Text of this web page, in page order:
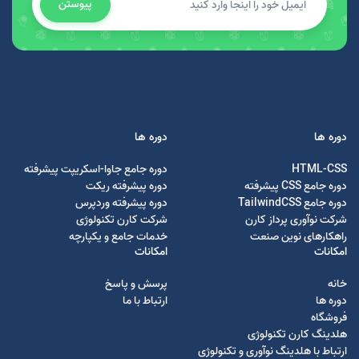
پیوستن
دوره ها
HTML-CSS
دوره جامع CSS پیشرفته
دوره جامع TailwindCSS
شرکت نوآوری پرداز کارن
راهکارهای نوین صنعت
دوره ها
دوره جامع جاوا-اسکریپت پیشرفته
دوره پیشرفته ریکت
دوره پیشرفته وردپرس
شرکت کارن تکنولوژی
خدمات جامع و یکپارچه
امکانات
خانه
دوره ها
فروشگاه
هلدینگ کارن تکنولوژی
ارتباط با هلدینگ نوآوری و تکنولوژی
امکانات
پرسش و پاسخ
ارتباط با ما